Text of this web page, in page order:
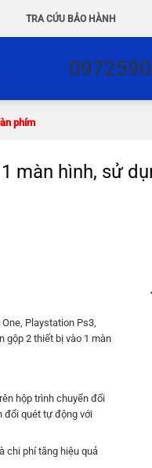
TRA CỨU BẢO HÀNH
phím
màn hình, sử
Playstation Ps3,
gộp 2 thiết bị vào 1 màn
hộp trình chuyển đổi
đổi quét tự động với
chi phí tăng hiệu quả